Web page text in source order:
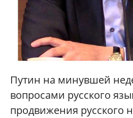
Путин на минувшей
вопросами русского
продвижения русского